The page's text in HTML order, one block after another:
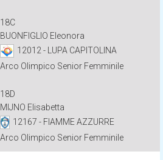
18C
BUONFIGLIO Eleonora
12012 - LUPA CAPITOLINA
Arco Olimpico Senior Femminile
18D
MIJNO Elisabetta
12167 - FIAMME AZZURRE
Arco Olimpico Senior Femminile